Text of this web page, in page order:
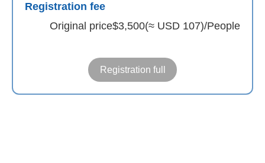
Registration fee
Original price$3,500(≈ USD 107)/People
Registration full